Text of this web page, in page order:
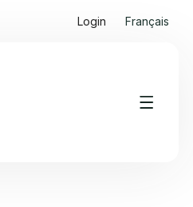
Login Français